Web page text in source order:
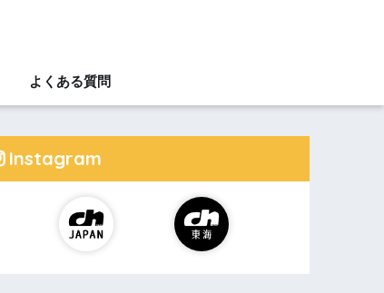
よくある質問
Instagram